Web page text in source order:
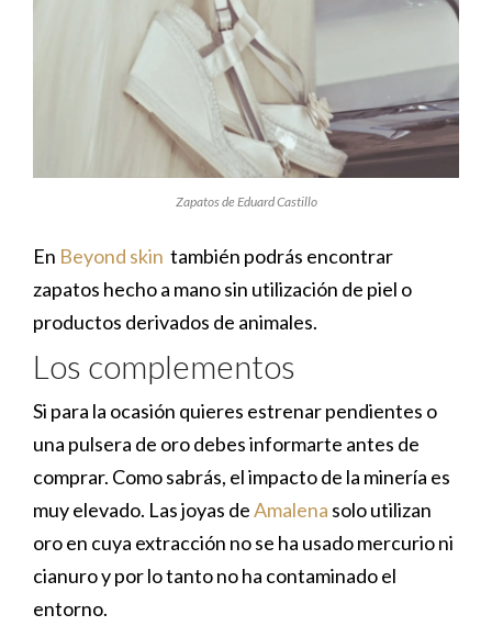
Zapatos de Eduard Castillo
En Beyond skin también podrás encontrar
zapatos hecho a mano sin utilización de piel o
productos derivados de animales.
Los complementos
Si para la ocasión quieres estrenar pendientes o
una pulsera de oro debes informarte antes de
comprar. Como sabrás, el impacto de la minería es
muy elevado. Las joyas deAmalena solo utilizan
oro en cuya extracción no se ha usado mercurio ni
cianuro y por lo tanto no ha contaminado el
entorno.